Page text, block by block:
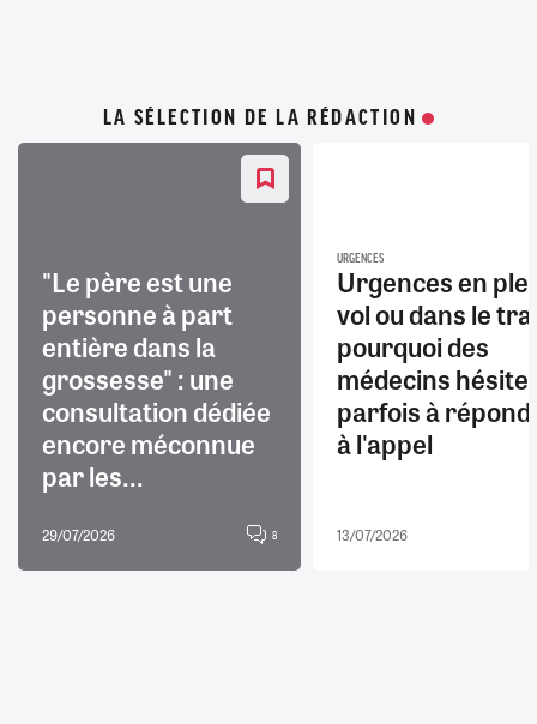
LA SÉLECTION DE LA RÉDACTION
"Le père est une
personne à part
entière dans la
grossesse" : une
consultation dédiée
encore méconnue
par les...
29/07/2026 8
URGENCES
Urgences en
vol ou dans le
pourquoi des
médecins
parfois à
à l'appel
13/07/2026